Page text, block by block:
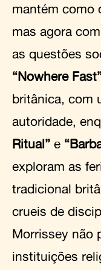
mantém como
mas agora
as questões
“Nowhere
britânica, com
autoridade,
Ritual” e
exploram as
tradicional
crueis de
Morrissey não
instituições